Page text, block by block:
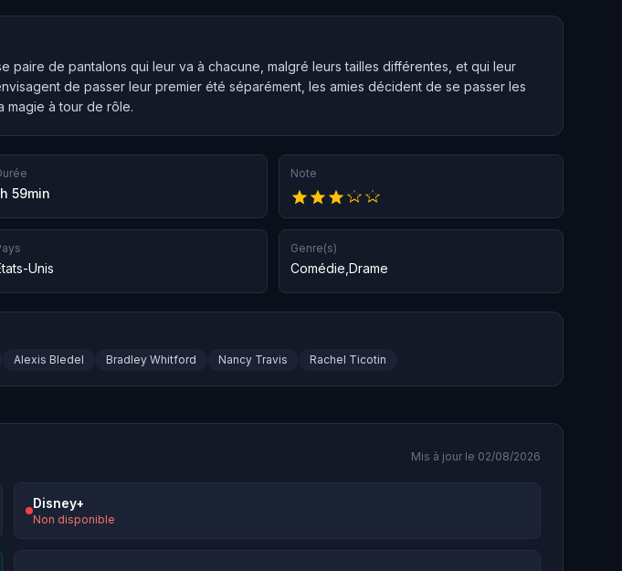
paire de pantalons qui leur va à chacune, malgré leurs tailles différentes, et qui leur
de passer leur premier été séparément, les amies décident de se passer les
magie à tour de rôle.
59min
Note
Unis
Genre(s)
Comédie Drame
Alexis Bledel Bradley Whitford Nancy Travis Rachel Ticotin
Mis à jour le 02/08/2026
Disney+
Non disponible